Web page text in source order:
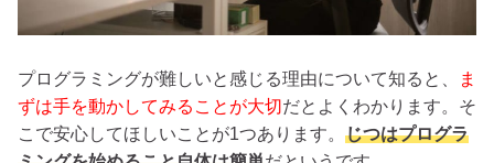
プログラミングが難しいと感じる理由について知ると、
ま
ずは手を動かしてみることが大切だとよくわかります。そ
こで安心してほしいことが1つあります。 じつはプログラ